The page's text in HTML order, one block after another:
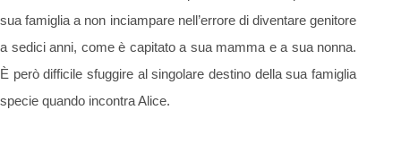
sua famiglia a non inciampare nell’errore di diventare genitore
a sedici anni, come è capitato a sua mamma e a sua nonna.
È però difficile sfuggire al singolare destino della sua famiglia
specie quando incontra Alice.